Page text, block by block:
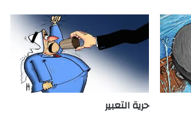
حرية التعبير